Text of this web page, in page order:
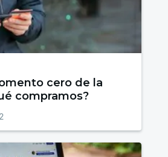
cero de la
compramos?